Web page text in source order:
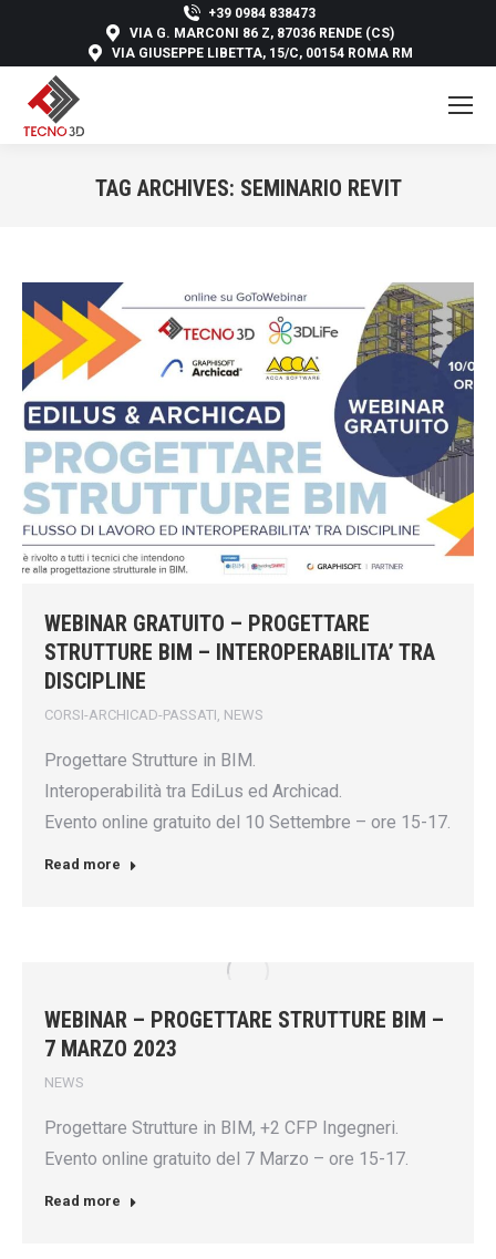
+39 0984 838473
VIA G. MARCONI 86 Z, 87036 RENDE (CS)
VIA GIUSEPPE LIBETTA, 15/C, 00154 ROMA RM
TAG ARCHIVES: SEMINARIO REVIT
WEBINAR GRATUITO – PROGETTARE
STRUTTURE BIM – INTEROPERABILITA’ TRA
DISCIPLINE
CORSI-ARCHICAD-PASSATI NEWS
Progettare Strutture in BIM.
Interoperabilità tra EdiLus ed Archicad.
Evento online gratuito del 10 Settembre – ore 15-17.
Read more
WEBINAR – PROGETTARE STRUTTURE BIM –
7 MARZO 2023
NEWS
Progettare Strutture in BIM, +2 CFP Ingegneri.
Evento online gratuito del 7 Marzo – ore 15-17.
Read more